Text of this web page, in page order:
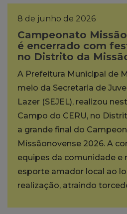
8 de junho de 2026
Campeonato
é encerrado com
no Distrito da
A Prefeitura Municipal de
meio da Secretaria de
Lazer (SEJEL), realizou
Campo do CERU, no
a grande final do
Missãonovense 2026. A
equipes da comunidade e
esporte amador local ao
realização, atraindo